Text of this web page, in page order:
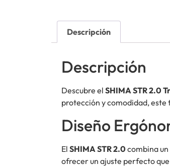
Descripción
Descripción
Descubre el SHIMA STR 2.0
protección y comodidad,
Diseño
El SHIMA STR 2.0 combina
ofrecer un ajuste perfecto